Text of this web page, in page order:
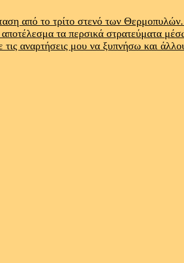
από το τρίτο στενό των
τα περσικά στρατεύματα
αναρτήσεις μου να ξυπνήσω και